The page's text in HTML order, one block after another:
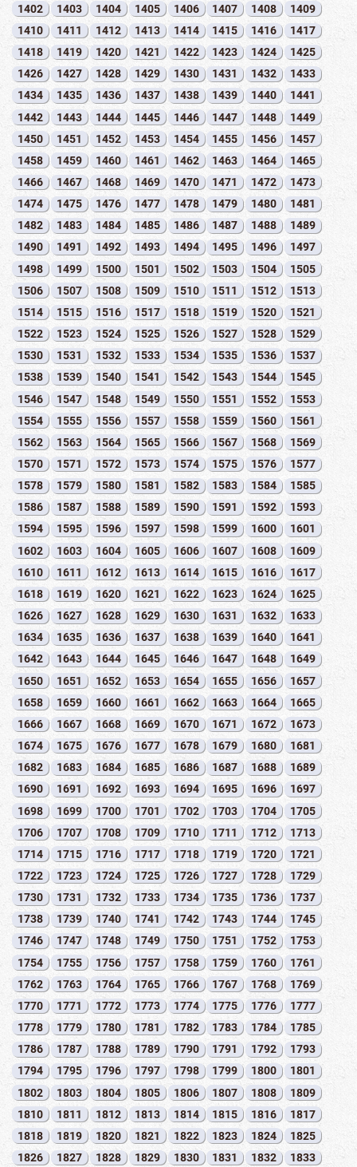
1402
1403 1404 1405 1406 1407 1408
1409
1410
1411 1412 1413 1414 1415 1416
1417
1418
1419 1420 1421 1422 1423 1424
1425
1426
1427 1428 1429 1430 1431 1432
1433
1434
1435 1436 1437 1438 1439 1440
1441
1442
1443 1444 1445 1446 1447 1448
1449
1450
1451 1452 1453 1454 1455 1456
1457
1458
1459 1460 1461 1462 1463 1464
1465
1466
1467 1468 1469 1470 1471 1472
1473
1474
1475 1476 1477 1478 1479 1480
1481
1482
1483 1484 1485 1486 1487 1488
1489
1490
1491 1492 1493 1494 1495 1496
1497
1498
1499 1500 1501 1502 1503 1504
1505
1506
1507 1508 1509 1510 1511 1512
1513
1514
1515 1516 1517 1518 1519 1520
1521
1522
1523 1524 1525 1526 1527 1528
1529
1530
1531 1532 1533 1534 1535 1536
1537
1538
1539 1540 1541 1542 1543 1544
1545
1546
1547 1548 1549 1550 1551 1552
1553
1554
1555 1556 1557 1558 1559 1560
1561
1562
1563 1564 1565 1566 1567 1568
1569
1570
1571 1572 1573 1574 1575 1576
1577
1578
1579 1580 1581 1582 1583 1584
1585
1586
1587 1588 1589 1590 1591 1592
1593
1594
1595 1596 1597 1598 1599 1600
1601
1602
1603 1604 1605 1606 1607 1608
1609
1610
1611 1612 1613 1614 1615 1616
1617
1618
1619 1620 1621 1622 1623 1624
1625
1626
1627 1628 1629 1630 1631 1632
1633
1634
1635 1636 1637 1638 1639 1640
1641
1642
1643 1644 1645 1646 1647 1648
1649
1650
1651 1652 1653 1654 1655 1656
1657
1658
1659 1660 1661 1662 1663 1664
1665
1666
1667 1668 1669 1670 1671 1672
1673
1674
1675 1676 1677 1678 1679 1680
1681
1682
1683 1684 1685 1686 1687 1688
1689
1690
1691 1692 1693 1694 1695 1696
1697
1698
1699 1700 1701 1702 1703 1704
1705
1706
1707 1708 1709 1710 1711 1712
1713
1714
1715 1716 1717 1718 1719 1720
1721
1722
1723 1724 1725 1726 1727 1728
1729
1730
1731 1732 1733 1734 1735 1736
1737
1738
1739 1740 1741 1742 1743 1744
1745
1746
1747 1748 1749 1750 1751 1752
1753
1754
1755 1756 1757 1758 1759 1760
1761
1762
1763 1764 1765 1766 1767 1768
1769
1770
1771 1772 1773 1774 1775 1776
1777
1778
1779 1780 1781 1782 1783 1784
1785
1786
1787 1788 1789 1790 1791 1792
1793
1794
1795 1796 1797 1798 1799 1800
1801
1802
1803 1804 1805 1806 1807 1808
1809
1810
1811 1812 1813 1814 1815 1816
1817
1818
1819 1820 1821 1822 1823 1824
1825
1826
1827 1828 1829 1830 1831 1832 1833